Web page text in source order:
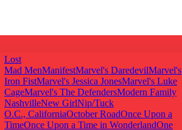
Lost
Mad MenManifestMarvel's DaredevilMarvel's
Iron FistMarvel's Jessica JonesMarvel's Luke
CageMarvel's The DefendersModern Family
NashvilleNew GirlNip/Tuck
O.C., CaliforniaOctober RoadOnce Upon a
TimeOnce Upon a Time in WonderlandOne